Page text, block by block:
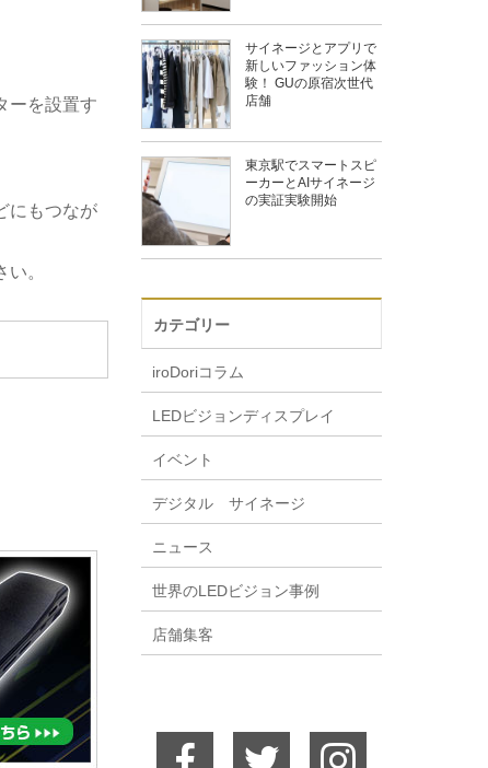
ーを設置す
にもつなが
。
サイネージとアプリで
新しいファッション体
験！ GUの原宿次世代
店舗
東京駅でスマートスピ
ーカーとAIサイネージ
の実証実験開始
カテゴリー
iroDoriコラム
LEDビジョンディスプレイ
イベント
デジタル サイネージ
ニュース
世界のLEDビジョン事例
店舗集客